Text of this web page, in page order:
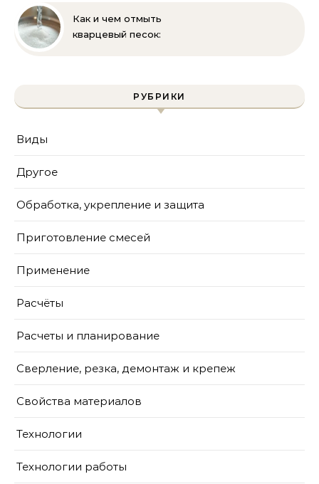
Как и чем отмыть
кварцевый песок:
РУБРИКИ
Виды
Другое
Обработка, укрепление и защита
Приготовление смесей
Применение
Расчёты
Расчеты и планирование
Сверление, резка, демонтаж и крепеж
Свойства материалов
Технологии
Технологии работы